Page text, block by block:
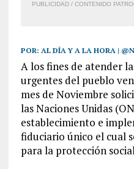
PUBLICIDAD / CONTENIDO
POR: AL DÍA Y A LA HORA |
A los fines de atender
urgentes del pueblo
mes de Noviembre
las Naciones Unidas
establecimiento e
fiduciario único el cual
para la protección